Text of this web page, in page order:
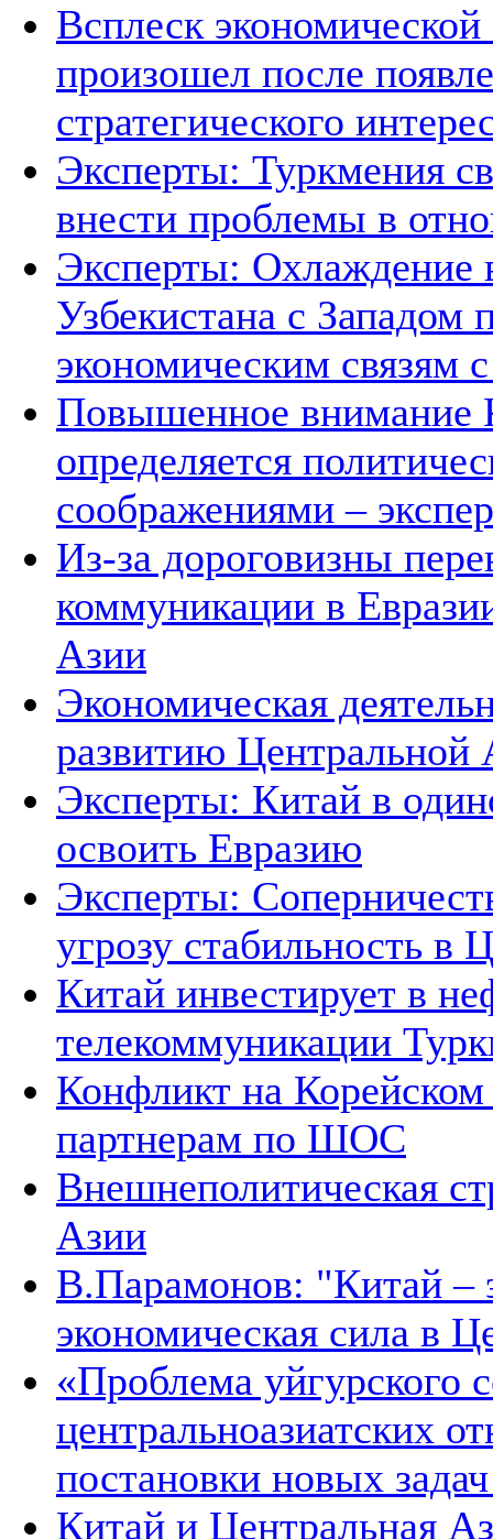
Всплеск
произошел после
стратегического
Эксперты: Туркмения
внести проблемы в
Эксперты: Охлаждение
Узбекистана с
экономическим связям
Повышенное внимание
определяется
соображениями –
Из-за дороговизны
коммуникации в
Азии
Экономическая
развитию Центральной
Эксперты: Китай в
освоить Евразию
Эксперты:
угрозу стабильность в
Китай инвестирует в
телекоммуникации
Конфликт на
партнерам по ШОС
Внешнеполитическая
Азии
В.Парамонов: "Китай –
экономическая сила в
«Проблема уйгурского
центральноазиатских
постановки новых
Китай и Центральная